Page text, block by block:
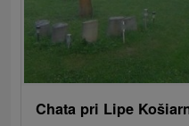
Chata pri Lipe